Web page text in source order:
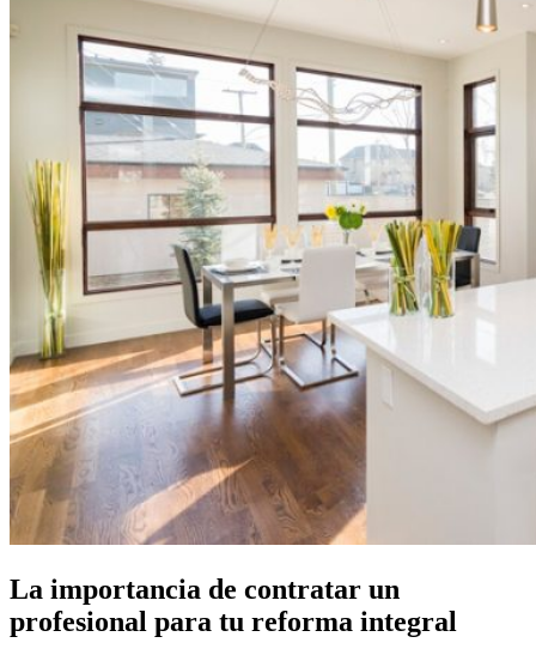
La importancia de contratar un
profesional para tu reforma integral